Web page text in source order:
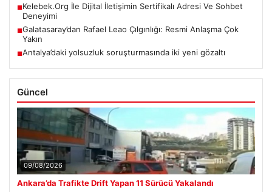
■Kelebek.Org İle Dijital İletişimin Sertifikalı Adresi Ve Sohbet
Deneyimi
■Galatasaray’dan Rafael Leao Çılgınlığı: Resmi Anlaşma Çok
Yakın
■Antalya’daki yolsuzluk soruşturmasında iki yeni gözaltı
Güncel
09/08/2026
Ankara’da Trafikte Drift Yapan 11 Sürücü Yakalandı